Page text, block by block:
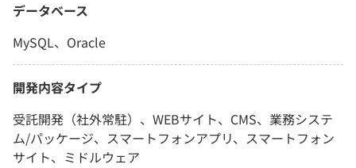
データベース
MySQL、Oracle
開発内容タイプ
受託開発（社外常駐）、WEBサイト、CMS、業務システ
ム/パッケージ、スマートフォンアプリ、スマートフォン
サイト、ミドルウェア